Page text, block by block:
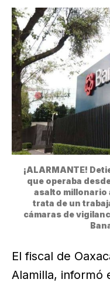
¡ALARMANTE!
que operaba
asalto millonario
trata de un
cámaras de
El fiscal de
Alamilla, informó